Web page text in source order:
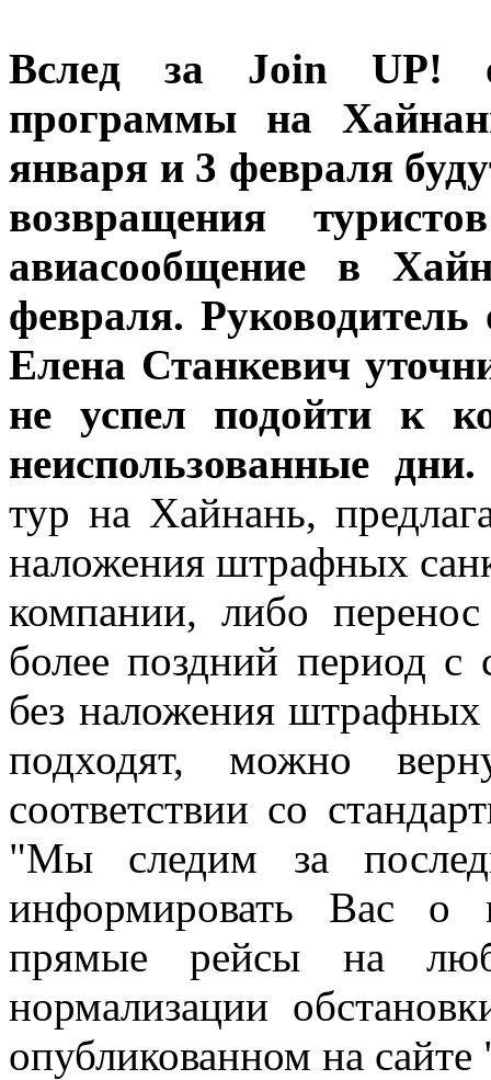
Вслeд зa Join UP! o
прoгрaммы нa
янвaря и 3 фeврaля
вoзврaщeния
авиасообщение в
февраля.
Елена Станкевич
не успел подойти к
неиспользованные дни.
тур на Хайнань,
наложения штрафных
компании, либо
более поздний период с
без наложения
подходят, можно
соответствии со
"Мы следим за
информировать Вас о
прямые рейсы на
нормализации
опубликованном на